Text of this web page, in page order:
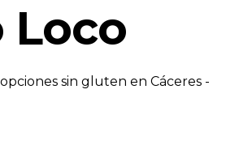
Loco
sin gluten en Cáceres -